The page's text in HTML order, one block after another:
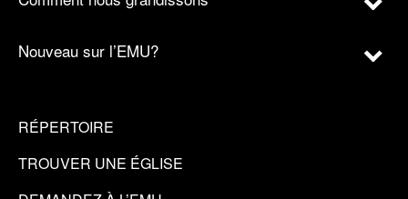
Nouveau sur l’EMU?
RÉPERTOIRE
TROUVER UNE ÉGLISE